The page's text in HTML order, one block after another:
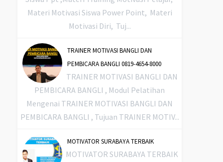
Materi Motivasi Siswa Power Point, Materi
Motivasi Diri, Tuj...
TRAINER MOTIVASI BANGLI DAN
PEMBICARA BANGLI 0819-4654-8000
TRAINER MOTIVASI BANGLI DAN
PEMBICARA BANGLI , Modul Pelatihan
Mengenai TRAINER MOTIVASI BANGLI DAN
PEMBICARA BANGLI , Tujuan TRAINER MOTIV...
MOTIVATOR SURABAYA TERBAIK
MOTIVATOR SURABAYA TERBAIK